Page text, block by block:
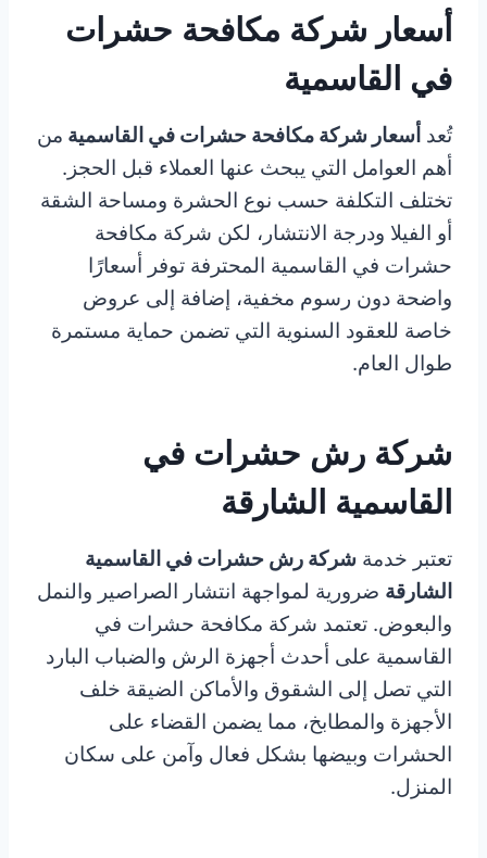
أسعار شركة مكافحة حشرات
في القاسمية
تُعد أسعار شركة مكافحة حشرات في القاسمية من
أهم العوامل التي يبحث عنها العملاء قبل الحجز.
تختلف التكلفة حسب نوع الحشرة ومساحة الشقة
أو الفيلا ودرجة الانتشار، لكن شركة مكافحة
حشرات في القاسمية المحترفة توفر أسعارًا
واضحة دون رسوم مخفية، إضافة إلى عروض
خاصة للعقود السنوية التي تضمن حماية مستمرة
طوال العام.
شركة رش حشرات في
القاسمية الشارقة
تعتبر خدمة شركة رش حشرات في القاسمية
الشارقة ضرورية لمواجهة انتشار الصراصير والنمل
والبعوض. تعتمد شركة مكافحة حشرات في
القاسمية على أحدث أجهزة الرش والضباب البارد
التي تصل إلى الشقوق والأماكن الضيقة خلف
الأجهزة والمطابخ، مما يضمن القضاء على
الحشرات وبيضها بشكل فعال وآمن على سكان
المنزل.